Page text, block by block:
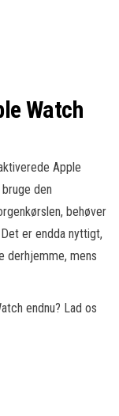
Watch
Apple
den
behøver
er endda nyttigt,
derhjemme, mens
endnu? Lad os